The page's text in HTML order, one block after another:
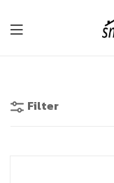
Filter